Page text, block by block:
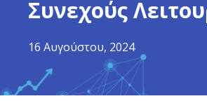
Συνεχούς
16 Αυγούστου, 2024